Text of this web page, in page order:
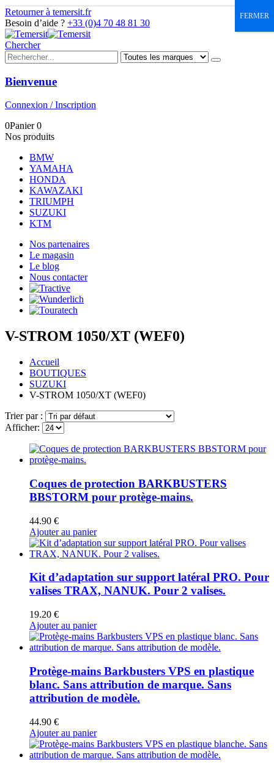
Retourner à temersit.fr
Besoin d’aide ? +33 (0)4 70 48 81 30
Chercher
Bienvenue
Connexion / Inscription
0Panier0
Nos produits
BMW
YAMAHA
HONDA
KAWAZAKI
TRIUMPH
SUZUKI
KTM
Nos partenaires
Le magasin
Le blog
Nous contacter
V-STROM 1050/XT (WEF0)
Accueil
BOUTIQUES
SUZUKI
V-STROM 1050/XT (WEF0)
Trier par :
Afficher:
Coques de protection BARKBUSTERS
BBSTORM pour protège-mains.
44.90 €
Ajouter au panier
Kit d’adaptation sur support latéral PRO. Pour
valises TRAX, NANUK. Pour 2 valises.
19.20 €
Ajouter au panier
Protège-mains Barkbusters VPS en plastique
blanc. Sans attribution de marque. Sans
attribution de modèle.
44.90 €
Ajouter au panier
FERMER